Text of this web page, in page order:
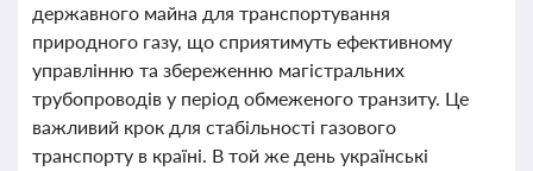
державного майна для транспортування
природного газу, що сприятимуть ефективному
управлінню та збереженню магістральних
трубопроводів у період обмеженого транзиту. Це
важливий крок для стабільності газового
транспорту в країні. В той же день українські